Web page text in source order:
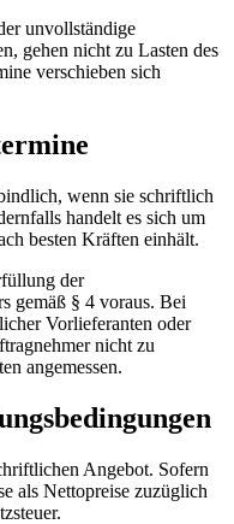
unvollständige
gehen nicht zu Lasten des
verschieben sich
wenn sie schriftlich
handelt es sich um
besten Kräften einhält.
der
gemäß § 4 voraus. Bei
Vorlieferanten oder
nicht zu
angemessen.
Angebot. Sofern
als Nettopreise zuzüglich